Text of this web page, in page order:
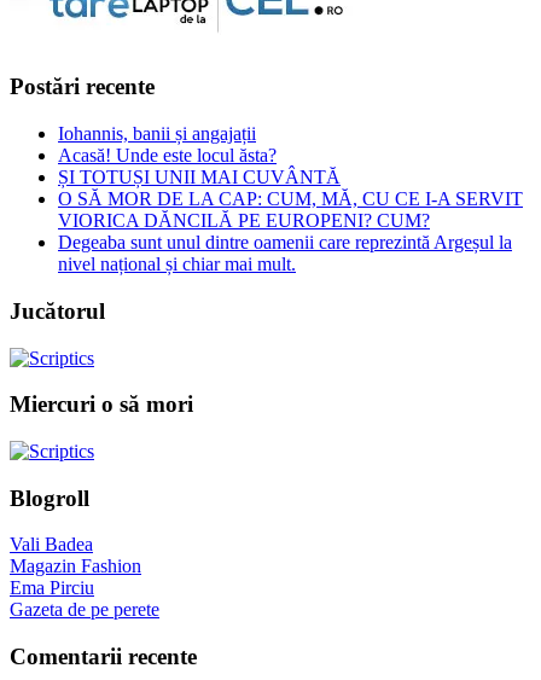
Postări recente
Iohannis, banii și angajații
Acasă! Unde este locul ăsta?
ȘI TOTUȘI UNII MAI CUVÂNTĂ
O SĂ MOR DE LA CAP: CUM, MĂ, CU CE I-A SERVIT
VIORICA DĂNCILĂ PE EUROPENI? CUM?
Degeaba sunt unul dintre oamenii care reprezintă Argeșul la
nivel național și chiar mai mult.
Jucătorul
Miercuri o să mori
Blogroll
Vali Badea
Magazin Fashion
Ema Pirciu
Gazeta de pe perete
Comentarii recente